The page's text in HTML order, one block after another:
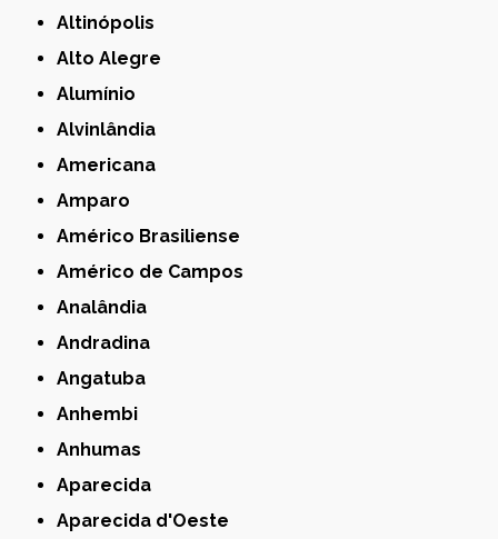
Altinópolis
Alto Alegre
Alumínio
Alvinlândia
Americana
Amparo
Américo Brasiliense
Américo de Campos
Analândia
Andradina
Angatuba
Anhembi
Anhumas
Aparecida
Aparecida d'Oeste